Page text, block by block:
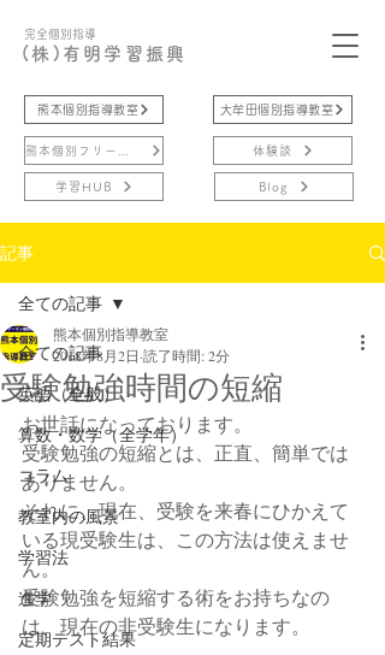
完全個別指導
(株)有明学習振興
熊本個別指導教室
学習HUB
大牟田個別指導教室
体験談
Blog
記事
全ての記事
英語（全般）
算数・数学（全学年）
コラム
教室内の風景
学習法
進学
定期テスト結果
全ての記事
受験勉強時間の短縮
熊本個別指導教室
2018年8月2日 読了時間: 2分
お世話になっております。
受験勉強の短縮とは、正直、簡単では
ありません。
それに、現在、受験を来春にひかえて
いる現受験生は、この方法は使えませ
ん。
受験勉強を短縮する術をお持ちなの
は、現在の非受験生になります。